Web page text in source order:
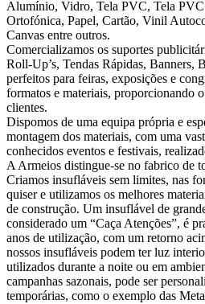
Alumínio, Vidro, Tela PVC, Tela
Ortofónica, Papel, Cartão, Vinil
Canvas entre outros.
Comercializamos os suportes
Roll-Up’s, Tendas Rápidas, Banners,
perfeitos para feiras, exposições e
formatos e materiais, proporcionando
clientes.
Dispomos de uma equipa própria e
montagem dos materiais, com uma
conhecidos eventos e festivais,
A Armeios distingue-se no fabrico de
Criamos insufláveis sem limites, nas
quiser e utilizamos os melhores
de construção. Um insuflável de
considerado um “Caça Atenções”, é
anos de utilização, com um retorno
nossos insufláveis podem ter luz
utilizados durante a noite ou em
campanhas sazonais, pode ser
temporárias, como o exemplo das